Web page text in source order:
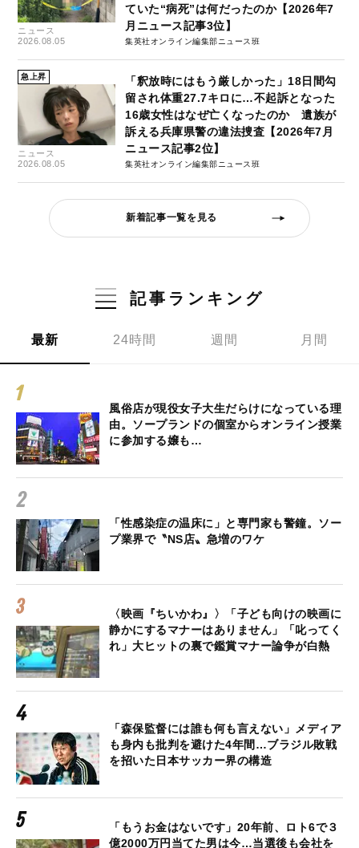
ニュース
2026.08.05
ていた“病死”は何だったのか【2026年7
月ニュース記事3位】
集英社オンライン編集部ニュース班
急上昇
ニュース
2026.08.05
「釈放時にはもう厳しかった」18日間勾
留され体重27.7キロに…不起訴となった
16歳女性はなぜ亡くなったのか 遺族が
訴える兵庫県警の違法捜査【2026年7月
ニュース記事2位】
集英社オンライン編集部ニュース班
新着記事一覧を見る
記事ランキング
最新 24時間 週間 月間
風俗店が現役女子大生だらけになっている理
由。ソープランドの個室からオンライン授業
に参加する嬢も…
「性感染症の温床に」と専門家も警鐘。ソー
プ業界で〝NS店〟急増のワケ
〈映画『ちいかわ』〉「子ども向けの映画に
静かにするマナーはありません」「叱ってく
れ」大ヒットの裏で鑑賞マナー論争が白熱
「森保監督には誰も何も言えない」メディア
も身内も批判を避けた4年間…ブラジル敗戦
を招いた日本サッカー界の構造
「もうお金はないです」20年前、ロト6で３
億2000万円当てた男は今…当選後も会社を